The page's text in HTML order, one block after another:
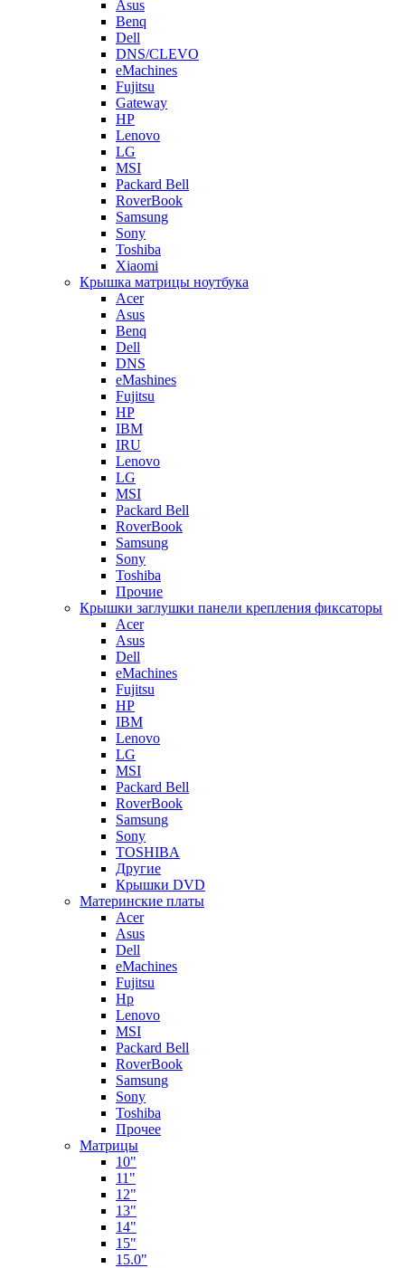
Asus
Benq
Dell
DNS/CLEVO
eMachines
Fujitsu
Gateway
HP
Lenovo
LG
MSI
Packard Bell
RoverBook
Samsung
Sony
Toshiba
Xiaomi
Крышка матрицы ноутбука
Acer
Asus
Benq
Dell
DNS
eMashines
Fujitsu
HP
IBM
IRU
Lenovo
LG
MSI
Packard Bell
RoverBook
Samsung
Sony
Toshiba
Прочие
Крышки заглушки панели крепления фиксаторы
Acer
Asus
Dell
eMachines
Fujitsu
HP
IBM
Lenovo
LG
MSI
Packard Bell
RoverBook
Samsung
Sony
TOSHIBA
Другие
Крышки DVD
Материнские платы
Acer
Asus
Dell
eMachines
Fujitsu
Hp
Lenovo
MSI
Packard Bell
RoverBook
Samsung
Sony
Toshiba
Прочее
Матрицы
10"
11"
12"
13"
14"
15"
15.0"